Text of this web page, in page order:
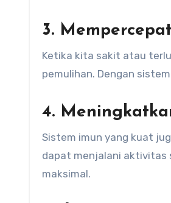
3.
Ketika kita sakit atau
pemulihan. Dengan
4.
Sistem imun yang kuat
dapat menjalani aktivitas
maksimal.